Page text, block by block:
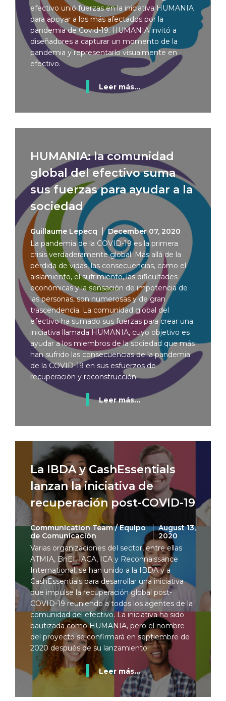
efectivo unió fuerzas en la iniciativa HUMANIA
para apoyar a los más afectados por la
pandemia de Covid-19. HUMANIA invitó a
diseñadores a capturar un momento de la
pandemia y representarlo visualmente en
efectivo.
Leer más...
HUMANIA: la comunidad
global del efectivo suma
sus fuerzas para ayudar a la
sociedad
Guillaume Lepecq
December 07, 2020
La pandemia de la COVID-19 es la primera
crisis verdaderamente global. Más allá de la
pérdida de vidas, las consecuencias, como el
aislamiento, el sufrimiento, las dificultades
económicas y la sensación de impotencia de
las personas, son numerosas y de gran
trascendencia. La comunidad global del
efectivo ha sumado sus fuerzas para crear una
iniciativa llamada HUMANIA, cuyo objetivo es
ayudar a los miembros de la sociedad que más
han sufrido las consecuencias de la pandemia
de la COVID-19 en sus esfuerzos de
recuperación y reconstrucción.
Leer más...
La IBDA y CashEssentials
lanzan la iniciativa de
recuperación post-COVID-19
Communication Team / Equipo
de Comunicación
August 13,
2020
Varias organizaciones del sector, entre ellas
ATMIA, BnEI, IACA, ICA y Reconnaissance
International, se han unido a la IBDA y a
CashEssentials para desarrollar una iniciativa
que impulse la recuperación global post-
COVID-19 reuniendo a todos los agentes de la
comunidad del efectivo. La iniciativa ha sido
bautizada como HUMANIA, pero el nombre
del proyecto se confirmará en septiembre de
2020 después de su lanzamiento.
Leer más...